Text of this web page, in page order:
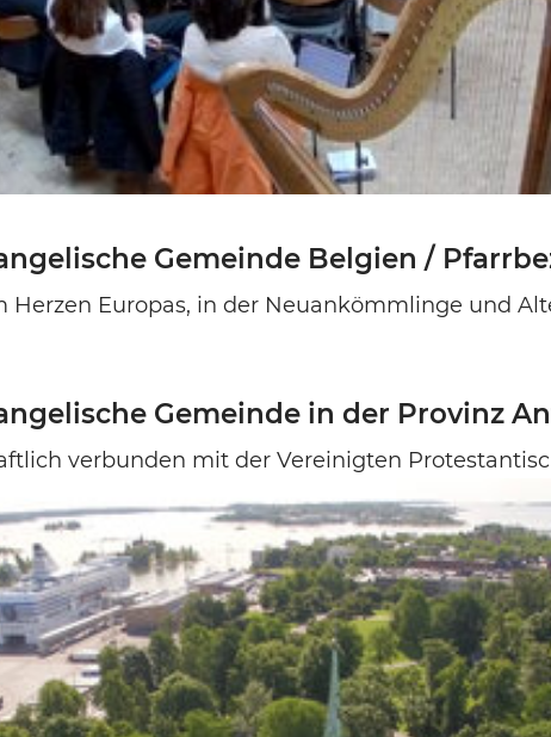
Gemeinde Belgien /
Herzen Europas, in der Neuankömmlinge und
Gemeinde in der Provinz
verbunden mit der Vereinigten